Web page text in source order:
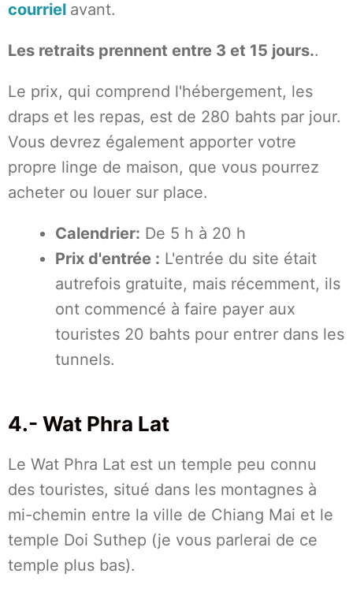
courriel avant.
Les retraits prennent entre 3 et 15 jours..
Le prix, qui comprend l'hébergement, les
draps et les repas, est de 280 bahts par jour.
Vous devrez également apporter votre
propre linge de maison, que vous pourrez
acheter ou louer sur place.
Calendrier: De 5 h à 20 h
Prix d'entrée : L'entrée du site était
autrefois gratuite, mais récemment, ils
ont commencé à faire payer aux
touristes 20 bahts pour entrer dans les
tunnels.
4.- Wat Phra Lat
Le Wat Phra Lat est un temple peu connu
des touristes, situé dans les montagnes à
mi-chemin entre la ville de Chiang Mai et le
temple Doi Suthep (je vous parlerai de ce
temple plus bas).